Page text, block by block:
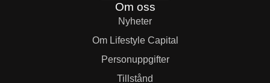
Om oss
Nyheter
Om Lifestyle Capital
Person­uppgifter
Tillstånd